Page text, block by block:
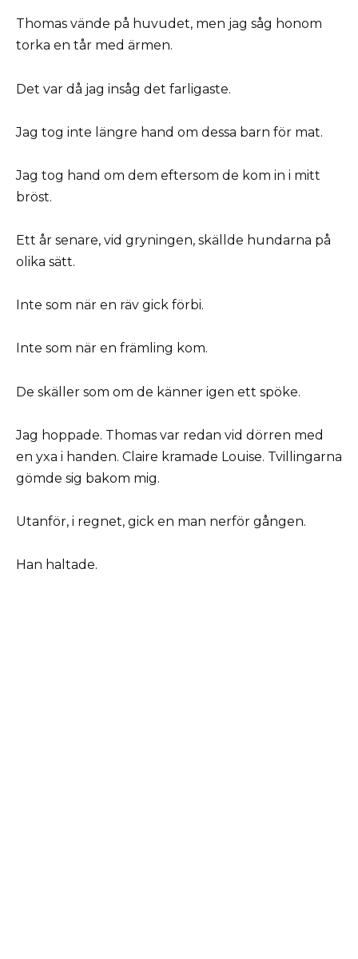
Thomas vände på huvudet, men jag såg honom
torka en tår med ärmen.
Det var då jag insåg det farligaste.
Jag tog inte längre hand om dessa barn för mat.
Jag tog hand om dem eftersom de kom in i mitt
bröst.
Ett år senare, vid gryningen, skällde hundarna på
olika sätt.
Inte som när en räv gick förbi.
Inte som när en främling kom.
De skäller som om de känner igen ett spöke.
Jag hoppade. Thomas var redan vid dörren med
en yxa i handen. Claire kramade Louise. Tvillingarna
gömde sig bakom mig.
Utanför, i regnet, gick en man nerför gången.
Han haltade.